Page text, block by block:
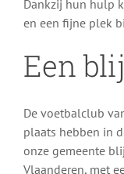
Dankzij hun hulp
en een fijne plek
Een
De voetbalclub
plaats hebben in
onze gemeente
Vlaanderen, met